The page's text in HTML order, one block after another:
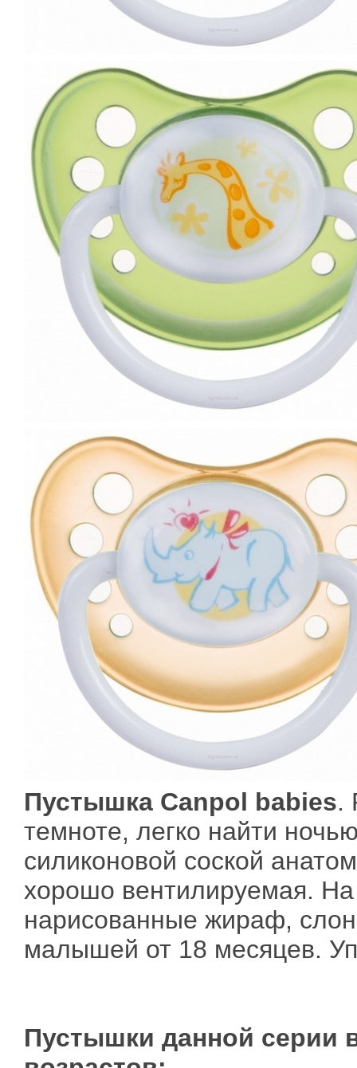
Пустышка Canpol babies.
темноте, легко найти
силиконовой соской
хорошо вентилируемая.
нарисованные жираф,
малышей от 18 месяцев.
Пустышки данной серии